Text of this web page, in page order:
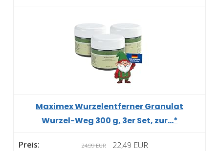
Maximex Wurzelentferner Granulat
Wurzel-Weg 300 g, 3er Set, zur...*
24,99 EUR 22,49 EUR